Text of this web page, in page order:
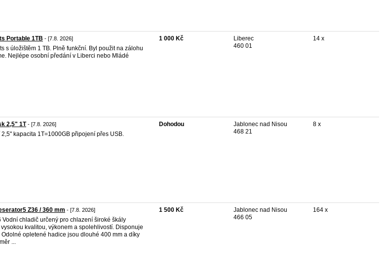
Portable 1TB - [7.8. 2026]
s úložištěm 1 TB. Plně funkční. Byl použit na zálohu
Nejlépe osobní předání v Liberci nebo Mládé
1 000 Kč
Liberec
460 01
14 x
2,5" 1T- [7.8. 2026]
kapacita 1T=1000GB připojení přes USB.
Dohodou
Jablonec nad Nisou
468 21
8 x
Z36 / 360 mm - [7.8. 2026]
Vodní chladič určený pro chlazení široké škály
kvalitou, výkonem a spolehlivostí. Disponuje
Odolné opletené hadice jsou dlouhé 400 mm a díky
...
1 500 Kč
Jablonec nad Nisou
466 05
164 x